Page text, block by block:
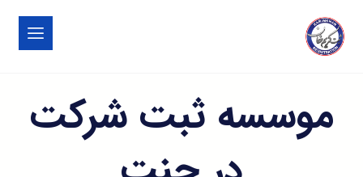
موسسه ثبت شرکت